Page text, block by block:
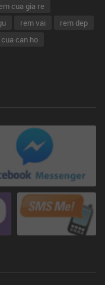
cua gia re
rem vai
rem dep
can ho